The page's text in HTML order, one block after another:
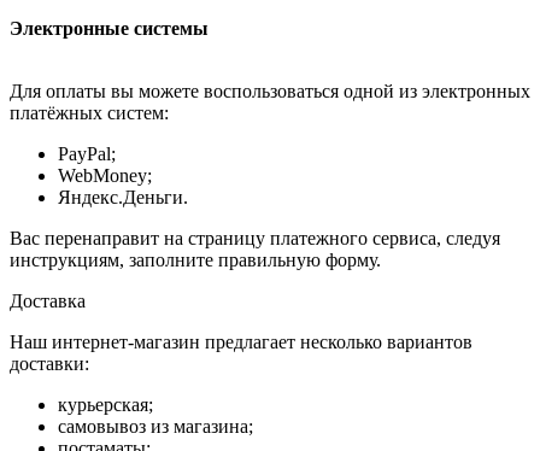
Электронные системы
Для оплаты вы можете воспользоваться одной из электронных
платёжных систем:
PayPal;
WebMoney;
Яндекс.Деньги.
Вас перенаправит на страницу платежного сервиса, следуя
инструкциям, заполните правильную форму.
Доставка
Наш интернет-магазин предлагает несколько вариантов
доставки:
курьерская;
самовывоз из магазина;